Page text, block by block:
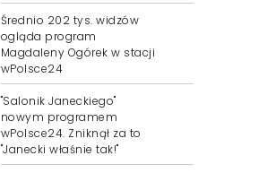
Średnio 202 tys. widzów
ogląda program
Magdaleny Ogórek w stacji
wPolsce24
"Salonik Janeckiego"
nowym programem
wPolsce24. Zniknął za to
"Janecki właśnie tak!"